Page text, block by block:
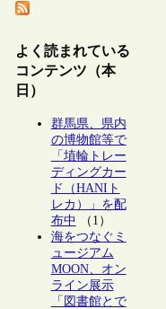
よく読まれている
コンテンツ（本
日）
群馬県、県内
の博物館等で
「埴輪トレー
ディングカー
ド（HANIト
レカ）」を配
布中 （1）
海をつなぐミ
ュージアム
MOON、オン
ライン展示
「図書館とで